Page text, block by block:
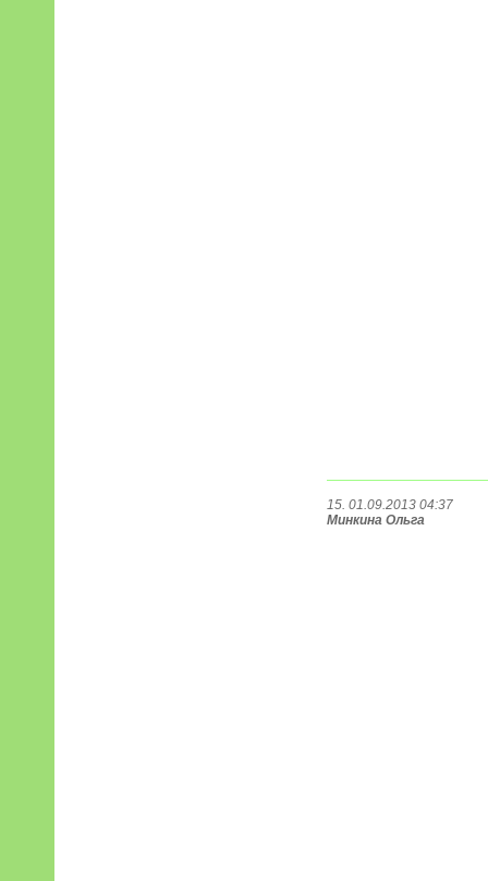
15. 01.09.2013 04:37
Минкина Ольга